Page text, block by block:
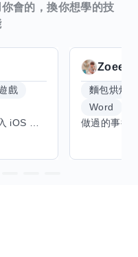
你會的，換你想學的技
戲
Zoeey
麵包烘焙
Word